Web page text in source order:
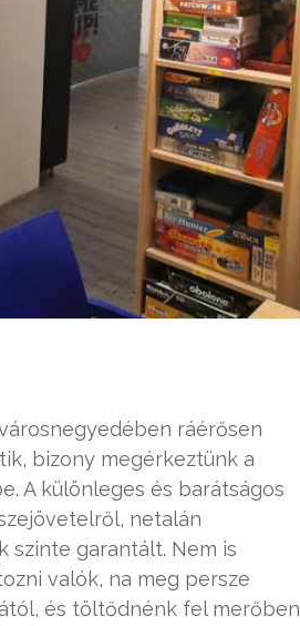
ráérősen
bizony megérkeztünk a
A különleges és barátságos
netalán
szinte garantált. Nem is
valók, na meg persze
és töltődnénk fel merőben